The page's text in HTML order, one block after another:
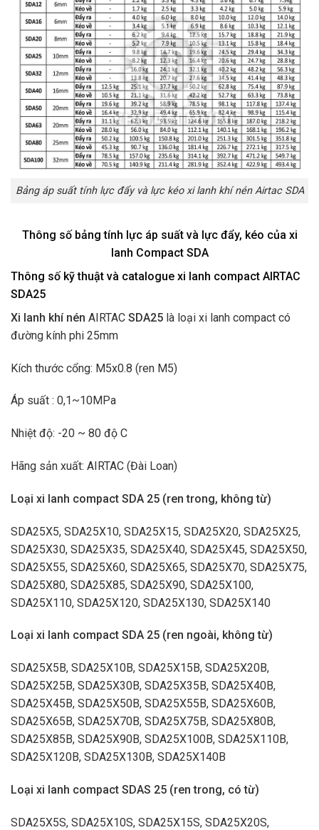
Bảng áp suất tính lực đẩy và lực kéo xi lanh khí nén Airtac SDA
Thông số bảng tính lực áp suất và lực đẩy, kéo của xi
lanh Compact SDA
Thông số kỹ thuật và catalogue xi lanh compact AIRTAC
SDA25
Xi lanh khí nén AIRTAC SDA25 là loại xi lanh compact có
đường kính phi 25mm
Kích thước cổng: M5x0.8 (ren M5)
Áp suất : 0,1~10MPa
Nhiệt độ: -20 ~ 80 độ C
Hãng sản xuất: AIRTAC (Đài Loan)
Loại xi lanh compact SDA 25 (ren trong, không từ)
SDA25X5, SDA25X10, SDA25X15, SDA25X20, SDA25X25,
SDA25X30, SDA25X35, SDA25X40, SDA25X45, SDA25X50,
SDA25X55, SDA25X60, SDA25X65, SDA25X70, SDA25X75,
SDA25X80, SDA25X85, SDA25X90, SDA25X100,
SDA25X110, SDA25X120, SDA25X130, SDA25X140
Loại xi lanh compact SDA 25 (ren ngoài, không từ)
SDA25X5B, SDA25X10B, SDA25X15B, SDA25X20B,
SDA25X25B, SDA25X30B, SDA25X35B, SDA25X40B,
SDA25X45B, SDA25X50B, SDA25X55B, SDA25X60B,
SDA25X65B, SDA25X70B, SDA25X75B, SDA25X80B,
SDA25X85B, SDA25X90B, SDA25X100B, SDA25X110B,
SDA25X120B, SDA25X130B, SDA25X140B
Loại xi lanh compact SDAS 25 (ren trong, có từ)
SDA25X5S, SDA25X10S, SDA25X15S, SDA25X20S,